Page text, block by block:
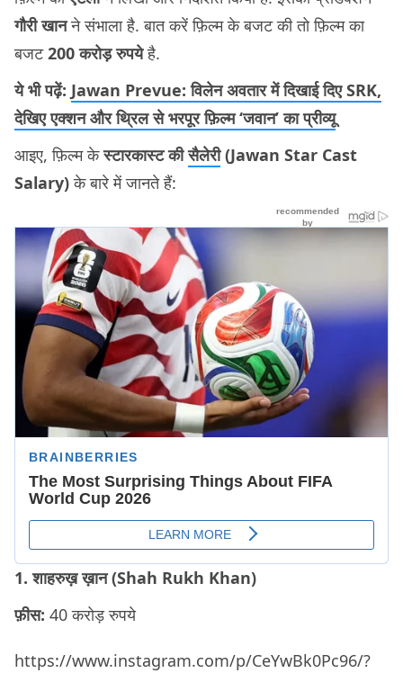
गौरी खानने संभाला है. बात करें फ़िल्म के बजट की तो फ़िल्म का
बजट200 करोड़ रुपयेहै.
ये भी पढ़ें: Jawan Prevue: विलेन अवतार में दिखाई दिए SRK,
देखिए एक्शन और थ्रिल से भरपूर फ़िल्म ‘जवान’ का प्रीव्यू
आइए, फ़िल्म केस्टारकास्ट कीसैलेरी (Jawan Star Cast
Salary)के बारे में जानते हैं:
1. शाहरुख़ ख़ान (Shah Rukh Khan)
फ़ीस: 40 करोड़ रुपये
https://www.instagram.com/p/CeYwBk0Pc96/?